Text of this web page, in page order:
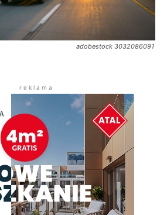
adobestock 3032086091
r e k l a m a